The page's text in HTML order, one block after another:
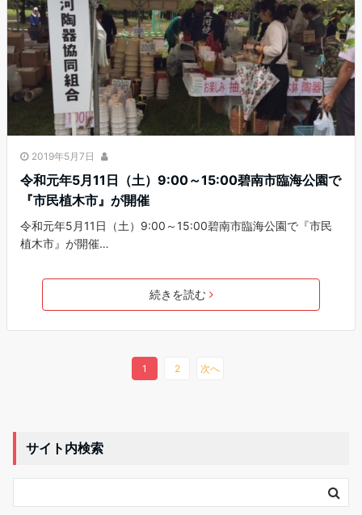
2019年5月7日
令和元年5月11日（土）9:00～15:00碧南市臨海公園で
『市民植木市』が開催
令和元年5月11日（土）9:00～15:00碧南市臨海公園で『市民
植木市』が開催…
続きを読む
1 2 次へ
サイト内検索